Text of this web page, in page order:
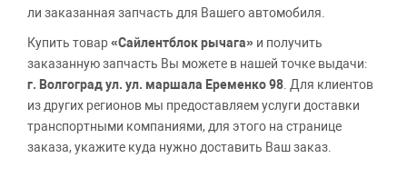
ли заказанная запчасть для Вашего автомобиля.
Купить товар«Сайлентблок рычага» и получить
заказанную запчасть Вы можете в нашей точке выдачи:
г. Волгоград ул. ул. маршала Еременко 98 . Для клиентов
из других регионов мы предоставляем услуги доставки
транспортными компаниями, для этого на странице
заказа, укажите куда нужно доставить Ваш заказ.